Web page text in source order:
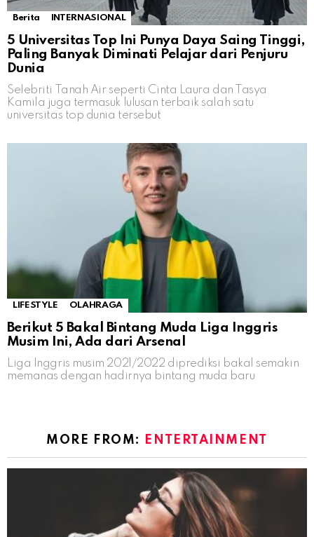
Berita INTERNASIONAL
5 Universitas Top Ini Punya Daya Saing Tinggi,
Paling Banyak Diminati Pelajar dari Penjuru
Dunia
Selebriti Tanah Air seperti Cinta Laura dan Tasya
Kamila juga termasuk lulusan terbaik salah satu
universitas top dunia tersebut
LIFESTYLE OLAHRAGA
Berikut 5 Bakal Bintang Muda Liga Inggris
Musim Ini, Ada dari Arsenal
Liga Inggris musim 2021/2022 diprediksi bakal semakin
memanas dengan hadirnya bintang muda baru
MORE FROM: ENTERTAINMENT